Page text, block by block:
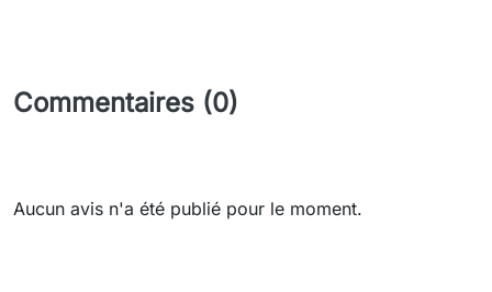
Commentaires (0)
Aucun avis n'a été publié pour le moment.